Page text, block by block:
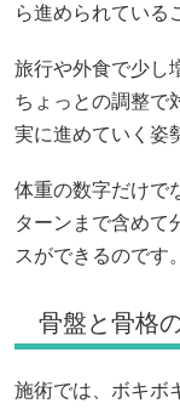
ら進められている
旅行や外食で少し
ちょっとの調整で
実に進めていく姿
体重の数字だけで
ターンまで含めて
スができるのです。
骨盤と骨格
施術では、ボキボ